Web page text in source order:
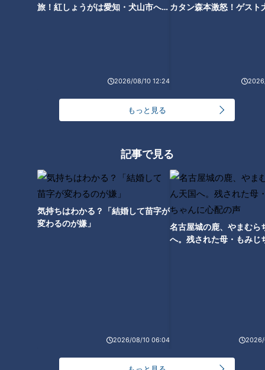
旅！紅しょうがは愛知・犬山市へ
2026/08/10 12:24
カタン森本激怒！ゲスト
もっと見る
記事で見る
気持ちはわかる？「結婚して苗字が
変わるのが嫌」
2026/08/10 06:04
名古屋城の鹿、やまむら
へ。残された母・もみじ
2026/
点ハンバーグ/あふれ出すカラフ
ルカスタードのシュークリーム
【愛されフード】
店の銀だら西京焼き/まかないか
ら生まれた和風オムライス【愛
されフード】